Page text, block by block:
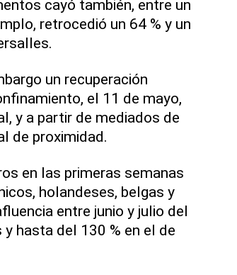
cayó también, entre un
retrocedió un 64 % y un
un recuperación
el 11 de mayo,
y a partir de mediados de
de proximidad.
en las primeras semanas
holandeses, belgas y
entre junio y julio del
hasta del 130 % en el de